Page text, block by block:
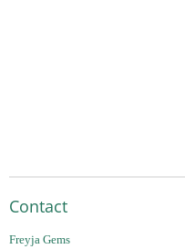
Contact
Freyja Gems